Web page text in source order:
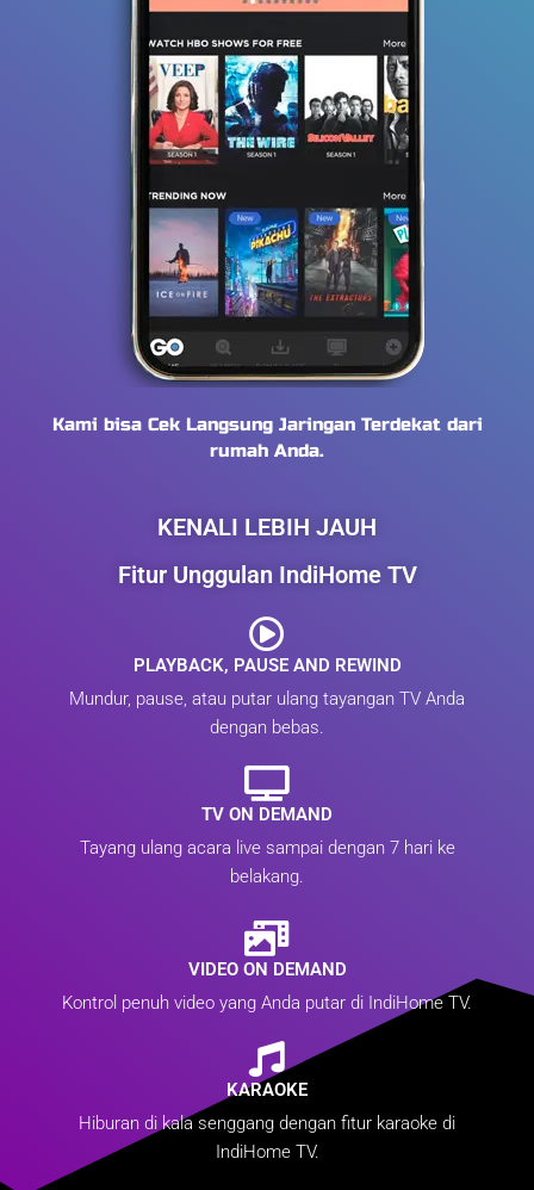
Kami bisa Cek Langsung Jaringan Terdekat dari
rumah Anda.
KENALI LEBIH JAUH
Fitur Unggulan IndiHome TV
PLAYBACK, PAUSE AND REWIND
Mundur, pause, atau putar ulang tayangan TV Anda
dengan bebas.
TV ON DEMAND
Tayang ulang acara live sampai dengan 7 hari ke
belakang.
VIDEO ON DEMAND
Kontrol penuh video yang Anda putar di IndiHome TV.
KARAOKE
Hiburan di kala senggang dengan fitur karaoke di
IndiHome TV.